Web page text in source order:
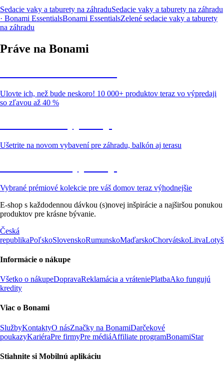
Sedacie vaky a taburety na záhraduSedacie vaky a taburety na záhradu
· Bonami EssentialsBonami EssentialsZelené sedacie vaky a taburety
na záhradu
Práve na Bonami
Ulovte ich, než bude neskoro! 10 000+ produktov teraz vo výpredaji
so zľavou až 40 %
Ušetrite na novom vybavení pre záhradu, balkón aj terasu
Vybrané prémiové kolekcie pre váš domov teraz výhodnejšie
E-shop s každodennou dávkou (s)novej inšpirácie a najširšou ponukou
produktov pre krásne bývanie.
Česká
republikaPoľskoSlovenskoRumunskoMaďarskoChorvátskoLitva
Informácie o nákupe
Všetko o nákupeDopravaReklamácia a vráteniePlatbaAko fungujú
kredity
Viac o Bonami
SlužbyKontaktyO násZnačky na BonamiDarčekové
poukazyKariéraPre firmyPre médiáAffiliate programBonamiStar
Stiahnite si Mobilnú aplikáciu